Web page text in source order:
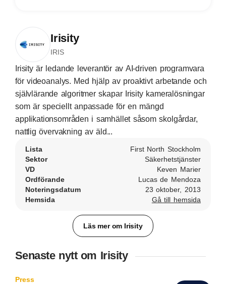
Irisity
IRIS
Irisity är ledande leverantör av AI-driven programvara
för videoanalys. Med hjälp av proaktivt arbetande och
självlärande algoritmer skapar Irisity kameralösningar
som är speciellt anpassade för en mängd
applikationsområden i samhället såsom skolgårdar,
nattlig övervakning av äld...
Lista
First North Stockholm
Sektor
Säkerhetstjänster
VD
Keven Marier
Ordförande
Lucas de Mendoza
Noteringsdatum
23 oktober, 2013
Hemsida
Gå till hemsida
Läs mer om Irisity
Senaste nytt om Irisity
Press